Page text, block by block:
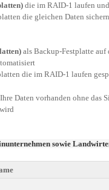
die im RAID-1 laufen und
die gleichen Daten sichern
als Backup-Festplatte auf
die im RAID-1 laufen
Ihre Daten vorhanden ohne das
sowie